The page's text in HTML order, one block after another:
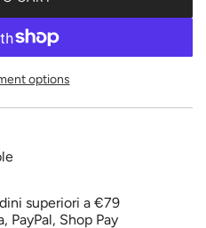
L
A
I
N
.
options
superiori a €79
Shop Pay